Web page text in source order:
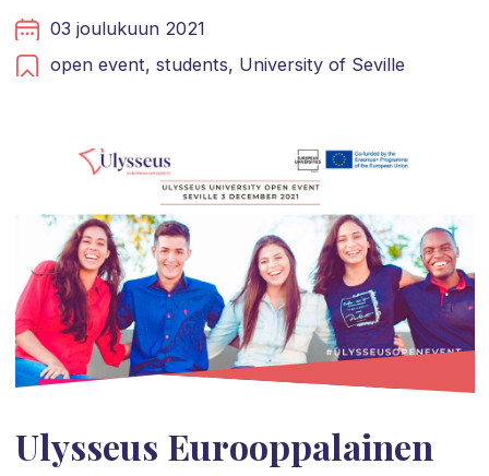
03 joulukuun 2021
open event, students, University of Seville
Ulysseus Eurooppalainen